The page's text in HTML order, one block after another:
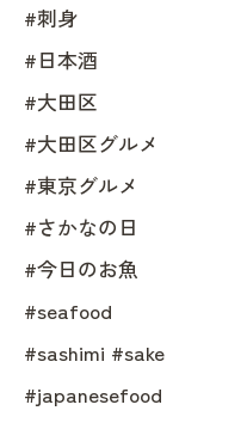
#刺身
#日本酒
#大田区
#大田区グルメ
#東京グルメ
#さかなの日
#今日のお魚
#seafood
#sashimi #sake
#japanesefood